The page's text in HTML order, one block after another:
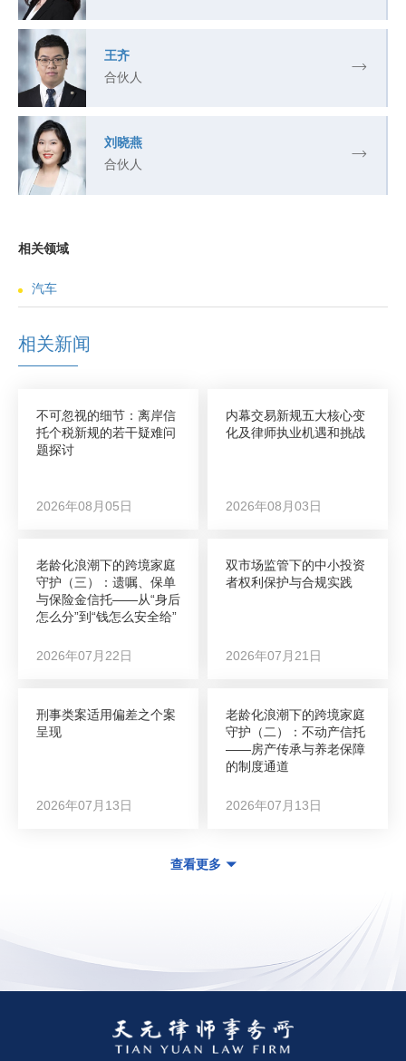
王齐
合伙人
刘晓燕
合伙人
相关领域
汽车
相关新闻
不可忽视的细节：离岸信
托个税新规的若干疑难问
题探讨
2026年08月05日
内幕交易新规五大核心变
化及律师执业机遇和挑战
2026年08月03日
老龄化浪潮下的跨境家庭
守护（三）：遗嘱、保单
与保险金信托——从“身后
怎么分”到“钱怎么安全给”
2026年07月22日
双市场监管下的中小投资
者权利保护与合规实践
2026年07月21日
刑事类案适用偏差之个案
呈现
2026年07月13日
老龄化浪潮下的跨境家庭
守护（二）：不动产信托
——房产传承与养老保障
的制度通道
2026年07月13日
查看更多